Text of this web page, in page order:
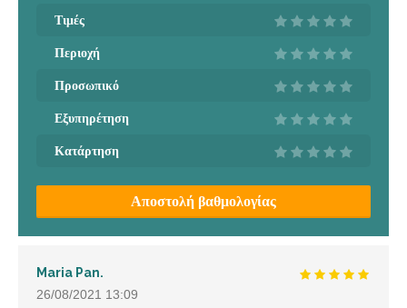
Τιμές
Περιοχή
Προσωπικό
Εξυπηρέτηση
Κατάρτηση
Αποστολή βαθμολογίας
Maria Pan.
26/08/2021 13:09